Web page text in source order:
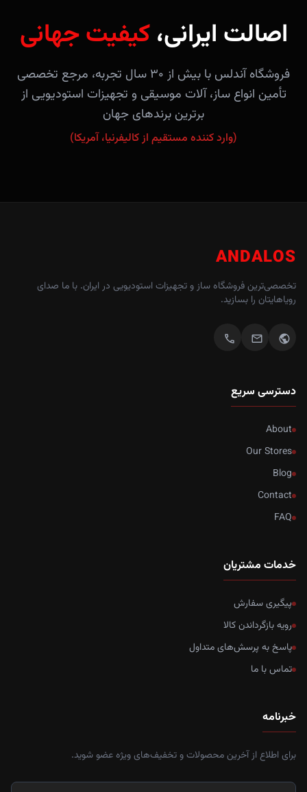
اصالت ایرانی،کیفیت جهانی
فروشگاه آندلس با بیش از ۳۰ سال تجربه، مرجع تخصصی
تأمین انواع ساز، آلات موسیقی و تجهیزات استودیویی از
برترین برندهای جهان
(وارد کننده مستقیم از کالیفرنیا، آمریکا)
ANDALOS
تخصصی‌ترین فروشگاه ساز و تجهیزات استودیویی در ایران. با ما صدای
رویاهایتان را بسازید.
public
mail
call
دسترسی سریع
About
Our Stores
Blog
Contact
FAQ
خدمات مشتریان
پیگیری سفارش
رویه بازگرداندن کالا
پاسخ به پرسش‌های متداول
تماس با ما
خبرنامه
برای اطلاع از آخرین محصولات و تخفیف‌های ویژه عضو شوید.